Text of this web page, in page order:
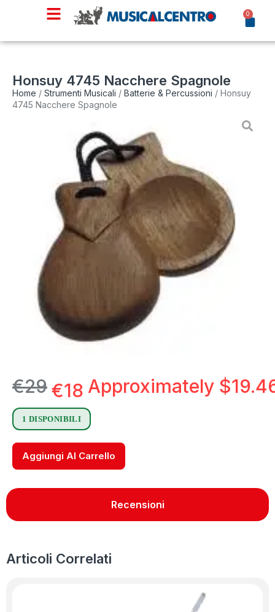
0
Honsuy 4745 Nacchere Spagnole
Home / Strumenti Musicali / Batterie & Percussioni / Honsuy
4745 Nacchere Spagnole
€29€18 Approximately $
1 DISPONIBILI
Aggiungi Al Carrello
Recensioni
Articoli Correlati